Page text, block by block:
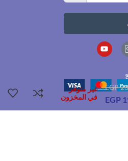
EGP
EGP
غير متوفر
في المخزون